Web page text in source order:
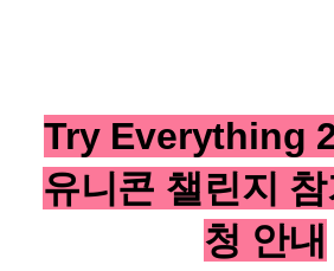
Try Everything
유니콘 챌린지
청 안내